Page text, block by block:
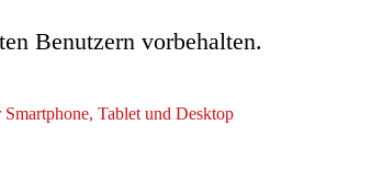
Benutzern vorbehalten.
Tablet und Desktop